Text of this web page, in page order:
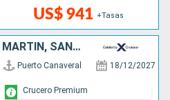
US$ 941 +Tasas
ESTADOS UNIDOS, SAN MARTÍN, SANTA LUCIA, ANTIGUA Y BARBUDA
Puerto Canaveral 18/12/2027
Crucero Premium